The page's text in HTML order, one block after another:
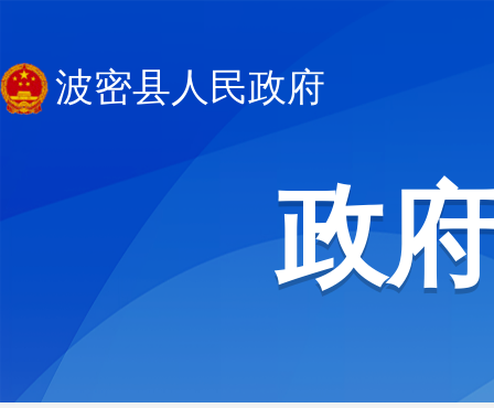
波密县人民政府
政